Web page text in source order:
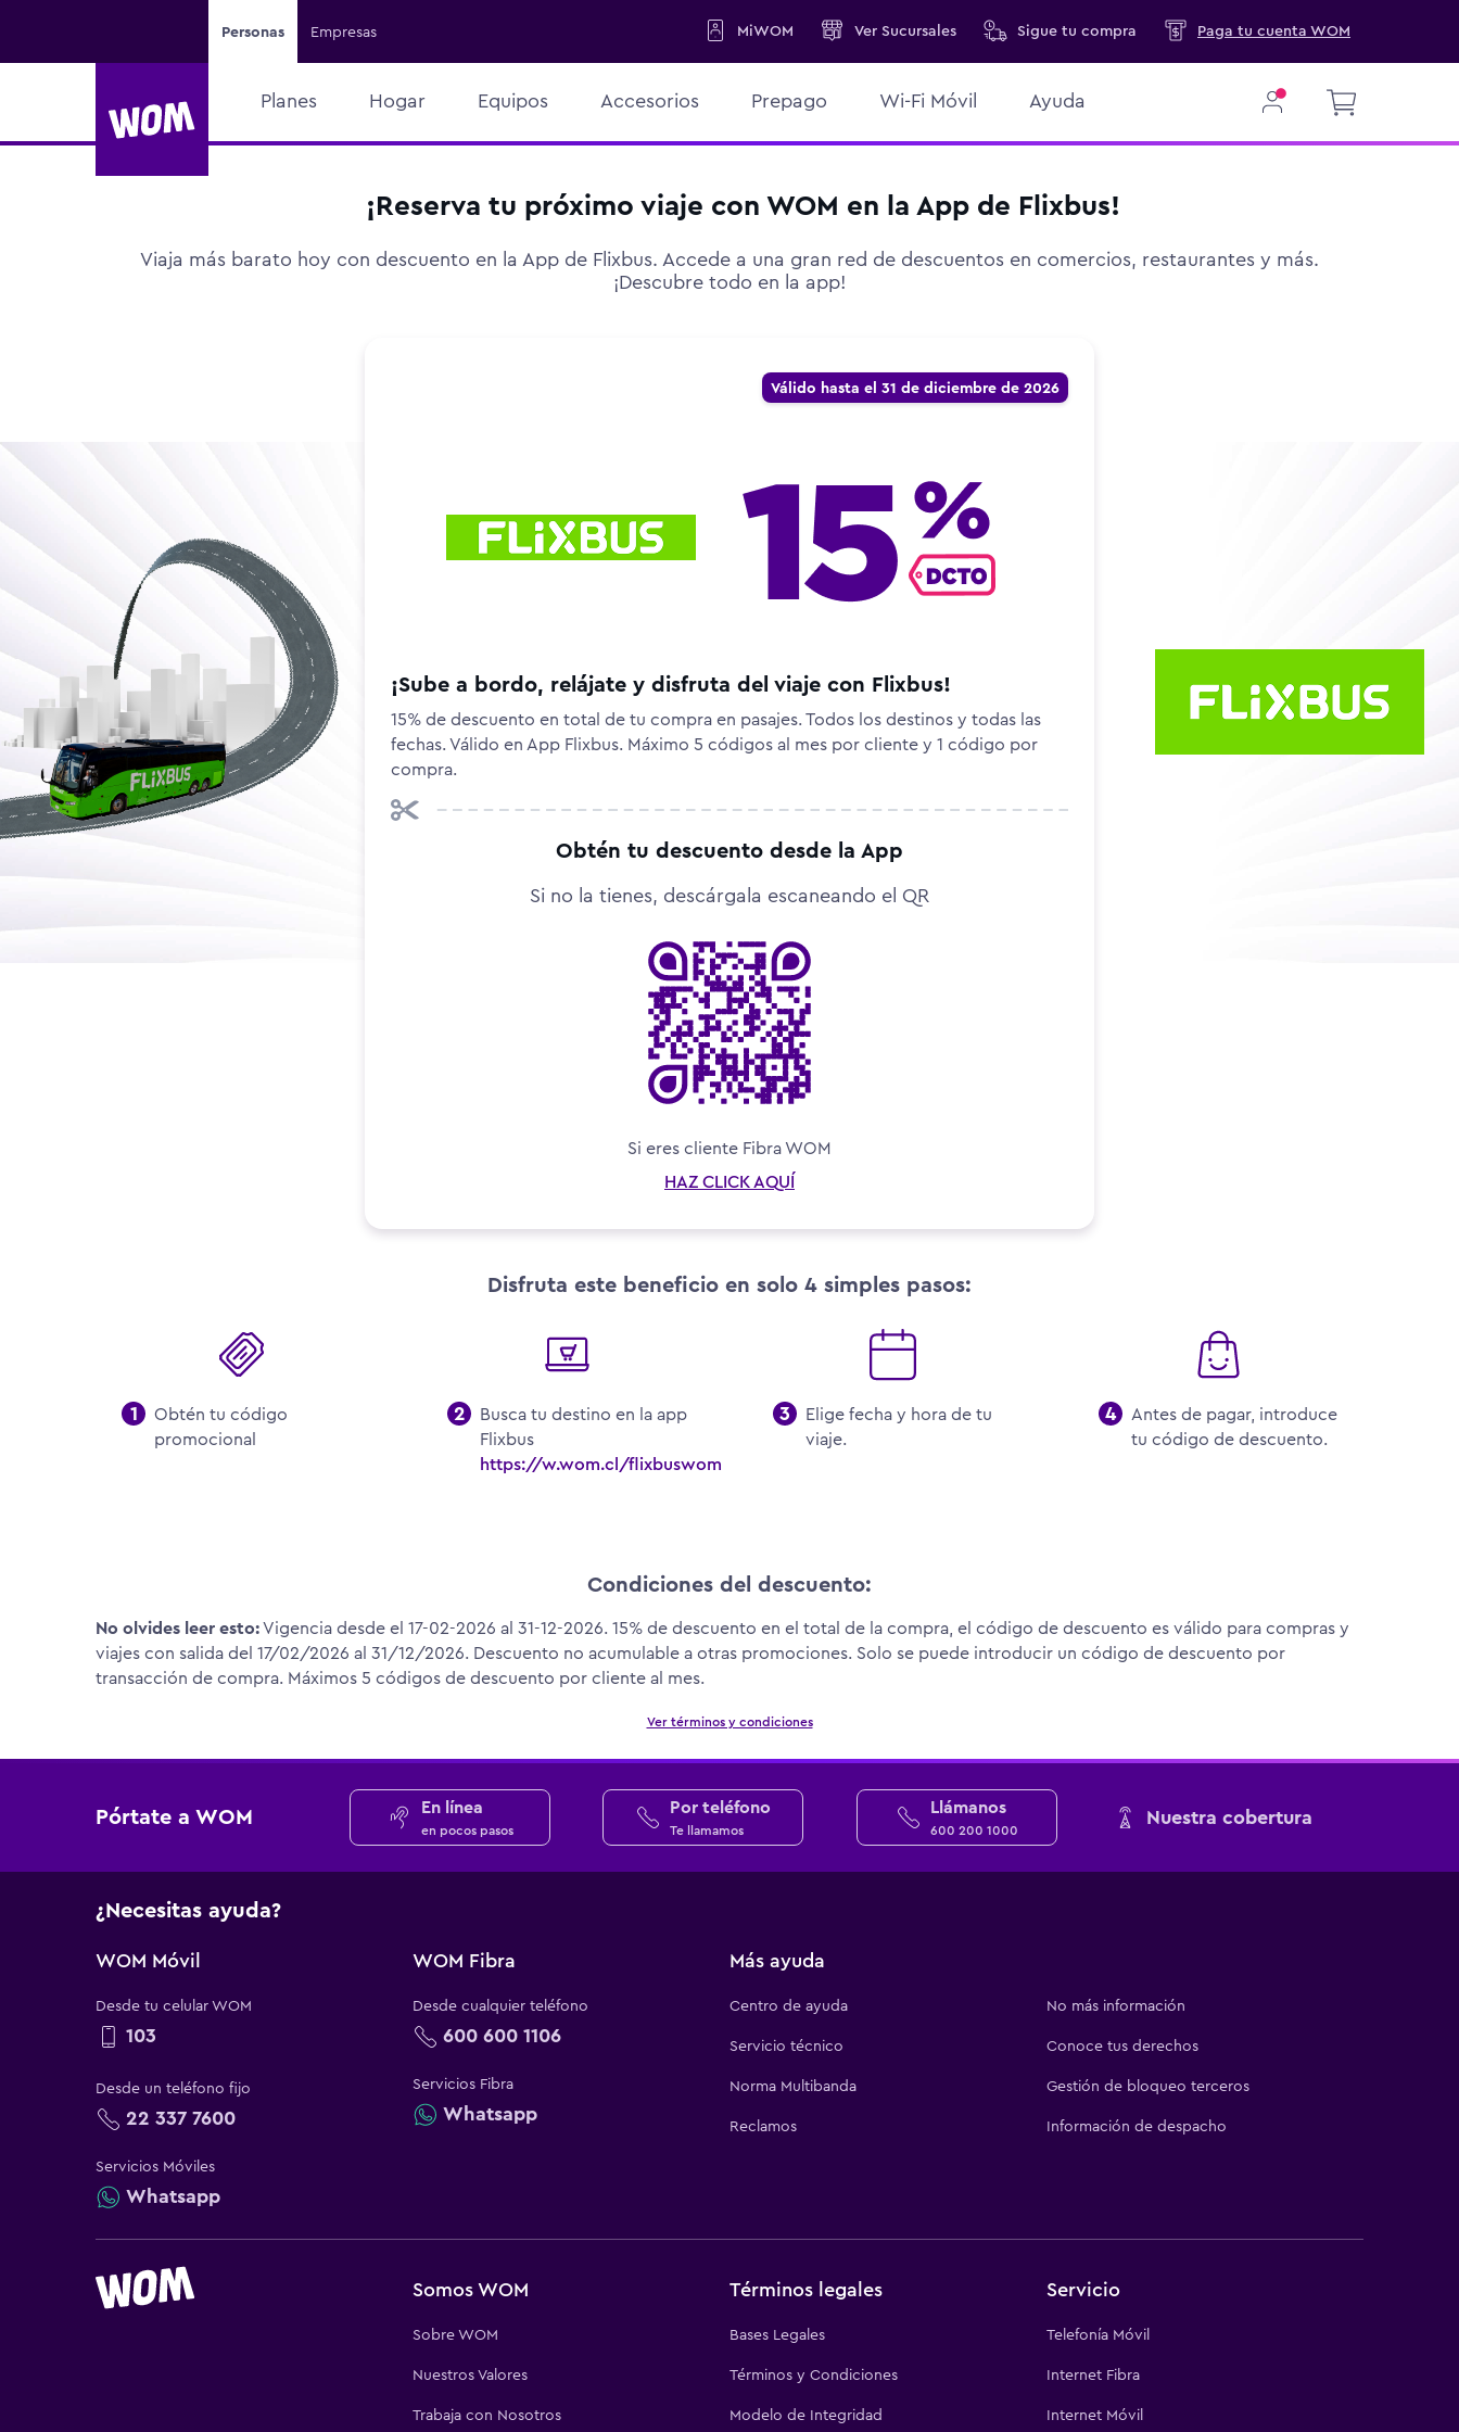
Personas Empresas
Planes Hogar Equipos Accesorios Prepago Wi-Fi Móvil Ayuda
Paga tu cuenta WOM
MiWOM Ver Sucursales Sigue tu compra
¡Reserva tu próximo viaje con WOM en la App de Flixbus!
Viaja más barato hoy con descuento en la App de Flixbus. Accede a una gran red de descuentos en comercios, restaurantes y más.
¡Descubre todo en la app!
Válido hasta el 31 de diciembre de 2026
¡Sube a bordo, relájate y disfruta del viaje con Flixbus!
15% de descuento en total de tu compra en pasajes. Todos los destinos y todas las
fechas. Válido en App Flixbus. Máximo 5 códigos al mes por cliente y 1 código por
compra.
Obtén tu descuento desde la App
Si no la tienes, descárgala escaneando el QR
Si eres cliente Fibra WOM
HAZ CLICK AQUÍ
Disfruta este beneficio en solo 4 simples pasos:
Obtén tu código
promocional
Busca tu destino en la app
Flixbus
https://w.wom.cl/flixbuswom
Elige fecha y hora de tu
viaje.
Antes de pagar, introduce
tu código de descuento.
Condiciones del descuento:
No olvides leer esto:Vigencia desde el 17-02-2026 al 31-12-2026. 15% de descuento en el total de la compra, el código de descuento es válido para compras y
viajes con salida del 17/02/2026 al 31/12/2026. Descuento no acumulable a otras promociones. Solo se puede introducir un código de descuento por
transacción de compra. Máximos 5 códigos de descuento por cliente al mes.
Ver términos y condiciones
Pórtate a WOM En línea
en pocos pasos
Por teléfono
Te llamamos
Llámanos
600 200 1000 Nuestra cobertura
¿Necesitas ayuda?
WOM Móvil
Desde tu celular WOM
103
Desde un teléfono fijo
22 337 7600
Servicios Móviles
Whatsapp
WOM Fibra
Desde cualquier teléfono
600 600 1106
Servicios Fibra
Whatsapp
Más ayuda
Centro de ayuda
Servicio técnico
Norma Multibanda
Reclamos
No más información
Conoce tus derechos
Gestión de bloqueo terceros
Información de despacho
Somos WOM
Sobre WOM
Nuestros Valores
Trabaja con Nosotros
Términos legales
Bases Legales
Términos y Condiciones
Modelo de Integridad
Servicio
Telefonía Móvil
Internet Fibra
Internet Móvil